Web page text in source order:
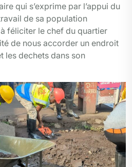
qui s’exprime par l’appui du
de sa population
féliciter le chef du quartier
de nous accorder un endroit
les dechets dans son